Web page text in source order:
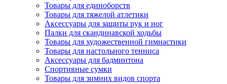
Товары для единоборств
Товары для тяжелой атлетики
Аксессуары для защиты рук и ног
Палки для скандинавской ходьбы
Товары для художественной гимнастики
Товары для настольного тенниса
Аксессуары для бадминтона
Спортивные сумки
Товары для зимних видов спорта